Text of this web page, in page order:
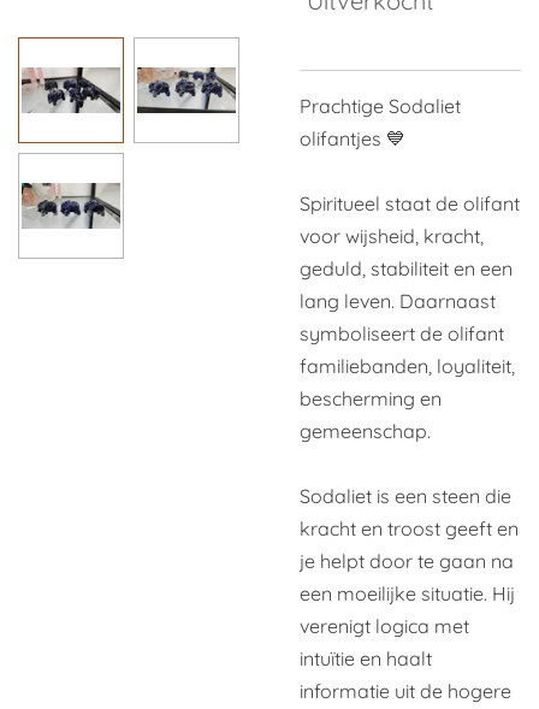
Prachtige Sodaliet
olifantjes 💙
Spiritueel staat de olifant
voor wijsheid, kracht,
geduld, stabiliteit en een
lang leven. Daarnaast
symboliseert de olifant
familiebanden, loyaliteit,
bescherming en
gemeenschap.
Sodaliet is een steen die
kracht en troost geeft en
je helpt door te gaan na
een moeilijke situatie. Hij
verenigt logica met
intuïtie en haalt
informatie uit de hogere